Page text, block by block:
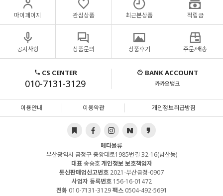
마이페이지 관심상품 최근본상품 적립금
공지사항 상품문의 상품후기 주문/배송
CS CENTER
010-7131-3129
BANK ACCOUNT
카카오뱅크
이용안내 이용약관 개인정보취급방침
메타물류
부산광역시 금정구 중앙대로1985번길 32-16(남산동)
대표송승호개인정보 보호책임자
통신판매업신고번호 2021-부산금정-0907
사업자 등록번호156-16-01472
전화010-7131-3129팩스0504-492-5691